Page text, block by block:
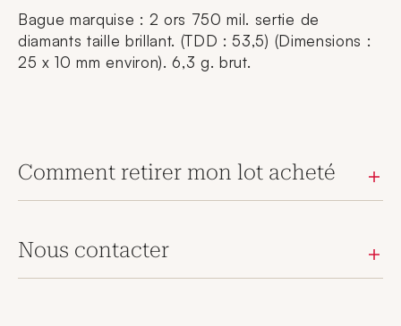
Bague marquise : 2 ors 750 mil. sertie de
diamants taille brillant. (TDD : 53,5) (Dimensions :
25 x 10 mm environ). 6,3 g. brut.
Comment retirer mon lot acheté
Nous contacter